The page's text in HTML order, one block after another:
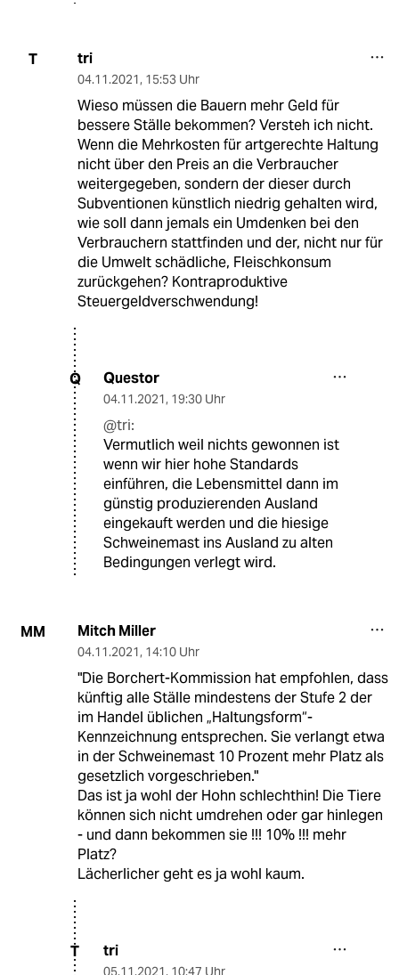
T tri
04.11.2021, 15:53 Uhr
Wieso müssen die Bauern mehr Geld für
bessere Ställe bekommen? Versteh ich nicht.
Wenn die Mehrkosten für artgerechte Haltung
nicht über den Preis an die Verbraucher
weitergegeben, sondern der dieser durch
Subventionen künstlich niedrig gehalten wird,
wie soll dann jemals ein Umdenken bei den
Verbrauchern stattfinden und der, nicht nur für
die Umwelt schädliche, Fleischkonsum
zurückgehen? Kontraproduktive
Steuergeldverschwendung!
Q Questor
04.11.2021, 19:30 Uhr
@tri:
Vermutlich weil nichts gewonnen ist
wenn wir hier hohe Standards
einführen, die Lebensmittel dann im
günstig produzierenden Ausland
eingekauft werden und die hiesige
Schweinemast ins Ausland zu alten
Bedingungen verlegt wird.
MM Mitch Miller
04.11.2021, 14:10 Uhr
"Die Borchert-Kommission hat empfohlen, dass
künftig alle Ställe mindestens der Stufe 2 der
im Handel üblichen „Haltungsform“-
Kennzeichnung entsprechen. Sie verlangt etwa
in der Schweinemast 10 Prozent mehr Platz als
gesetzlich vorgeschrieben."
Das ist ja wohl der Hohn schlechthin! Die Tiere
können sich nicht umdrehen oder gar hinlegen
- und dann bekommen sie !!! 10% !!! mehr
Platz?
Lächerlicher geht es ja wohl kaum.
T tri
05.11.2021, 10:47 Uhr